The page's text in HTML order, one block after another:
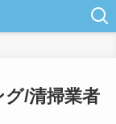
/清掃業者